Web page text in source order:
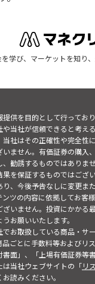
を学び、マーケットを知り
供を目的として行っており
当社が信頼できると考え
当社はその正確性や完全性
ません。有価証券の購入
、勧誘するものではありま
を保証するものではござ
、今後予告なしに変更ま
ンツの内容に依拠してお客
いません。投資にかかる
お願いいたします。
お取扱している商品・サ
ごとに手数料等およびリ
書面」、「上場有価証券等
は当社ウェブサイトの「リ
お読みください。